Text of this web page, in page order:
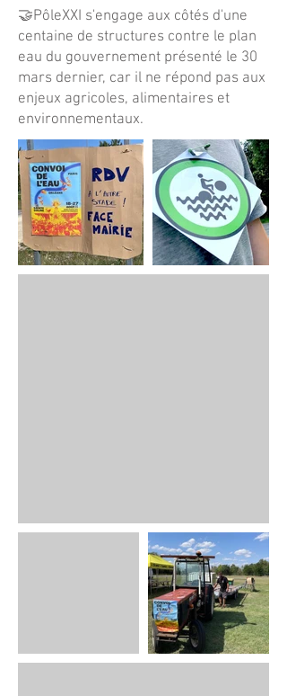
🤝PôleXXI s'engage aux côtés d'une
centaine de structures contre le plan
eau du gouvernement présenté le 30
mars dernier, car il ne répond pas aux
enjeux agricoles, alimentaires et
environnementaux.